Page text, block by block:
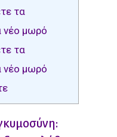
τα
νέο μωρό
τα
νέο μωρό